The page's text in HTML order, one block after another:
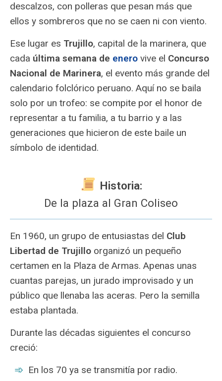
descalzos, con polleras que pesan más que
ellos y sombreros que no se caen ni con viento.
Ese lugar es Trujillo, capital de la marinera, que
cada última semana de enero vive el Concurso
Nacional de Marinera, el evento más grande del
calendario folclórico peruano. Aquí no se baila
solo por un trofeo: se compite por el honor de
representar a tu familia, a tu barrio y a las
generaciones que hicieron de este baile un
símbolo de identidad.
Historia:
De la plaza al Gran Coliseo
En 1960, un grupo de entusiastas del Club
Libertad de Trujillo organizó un pequeño
certamen en la Plaza de Armas. Apenas unas
cuantas parejas, un jurado improvisado y un
público que llenaba las aceras. Pero la semilla
estaba plantada.
Durante las décadas siguientes el concurso
creció:
En los 70 ya se transmitía por radio.